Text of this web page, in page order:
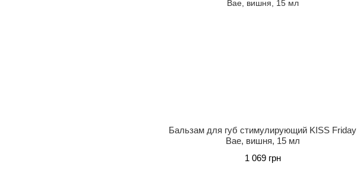
Бальзам для губ стимулирующий KISS Friday
Bae, вишня, 15 мл
1 069 грн